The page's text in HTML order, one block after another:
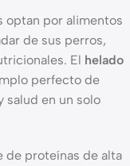
optan por alimentos
de sus perros,
El helado
perfecto de
salud en un solo
de proteínas de alta